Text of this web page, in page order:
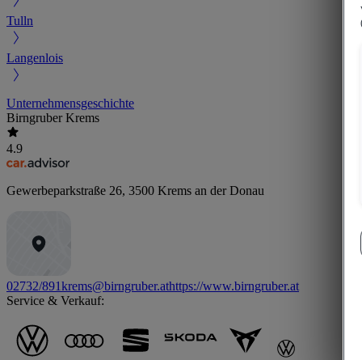
Tulln
Langenlois
Unternehmensgeschichte
Birngruber Krems
4.9
Gewerbeparkstraße 26, 3500 Krems an der Donau
02732/891krems@birngruber.athttps://www.birngruber.at
Service & Verkauf: